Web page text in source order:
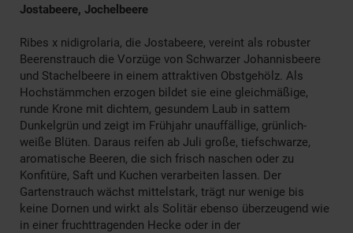
Jostabeere, Jochelbeere
Ribes x nidigrolaria, die Jostabeere, vereint als robuster
Beerenstrauch die Vorzüge von Schwarzer Johannisbeere
und Stachelbeere in einem attraktiven Obstgehölz. Als
Hochstämmchen erzogen bildet sie eine gleichmäßige,
runde Krone mit dichtem, gesundem Laub in sattem
Dunkelgrün und zeigt im Frühjahr unauffällige, grünlich-
weiße Blüten. Daraus reifen ab Juli große, tiefschwarze,
aromatische Beeren, die sich frisch naschen oder zu
Konfitüre, Saft und Kuchen verarbeiten lassen. Der
Gartenstrauch wächst mittelstark, trägt nur wenige bis
keine Dornen und wirkt als Solitär ebenso überzeugend wie
in einer fruchttragenden Hecke oder in der